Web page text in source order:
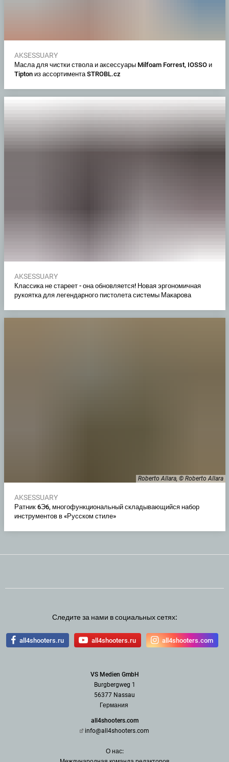
AKSESSUARY
Масла для чистки ствола и аксессуары Milfoam Forrest, IOSSO и
Tipton из ассортимента STROBL.cz
AKSESSUARY
Классика не стареет - она обновляется! Новая эргономичная
рукоятка для легендарного пистолета системы Макарова
Roberto Allara, © Roberto Allara
AKSESSUARY
Ратник 6Э6, многофункциональный складывающийся набор
инструментов в «Русском стиле»
Следите за нами в социальных сетях:
all4shooters.ru all4shooters.ru all4shooters.com
VS Medien GmbH
Burgbergweg 1
56377 Nassau
Германия
all4shooters.com
info@all4shooters.com
О нас: